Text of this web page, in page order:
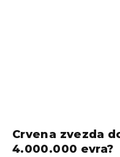
Crvena zvezda
4.000.000 evra?